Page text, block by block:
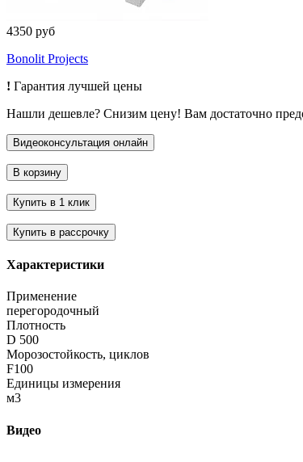
4350 руб
Bonolit Projects
! Гарантия лучшей цены
Нашли дешевле? Снизим цену! Вам достаточно
Характеристики
Применение
перегородочный
Плотность
D 500
Морозостойкость, циклов
F100
Единицы измерения
м3
Видео